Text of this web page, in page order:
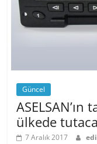
Güncel
ülkede
7 Aralık 2017